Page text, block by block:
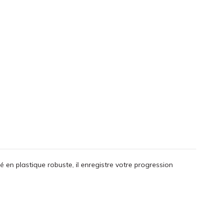
en plastique robuste, il enregistre votre progression